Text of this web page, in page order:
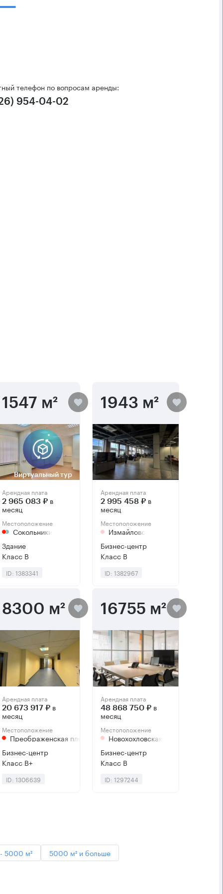
телефон по вопросам аренды:
954-04-02
1547 м²
Виртуальный тур
Арендная плата
2 965 083 ₽в
месяц
Местоположение
Сокольники
Здание
Класс B
ID: 1383341
1943 м²
Арендная плата
2 995 458 ₽ в
месяц
Местоположение
Измайлово
Бизнес-центр
Класс B
ID: 1382967
8300 м²
Арендная плата
20 673 917 ₽в
месяц
Местоположение
Преображенская площадь
Бизнес-центр
Класс B+
ID: 1306639
16755 м²
Арендная плата
48 868 750 ₽ в
месяц
Местоположение
Новохохловская
Бизнес-центр
Класс B
ID: 1297244
5000 м² 5000 м² и больше